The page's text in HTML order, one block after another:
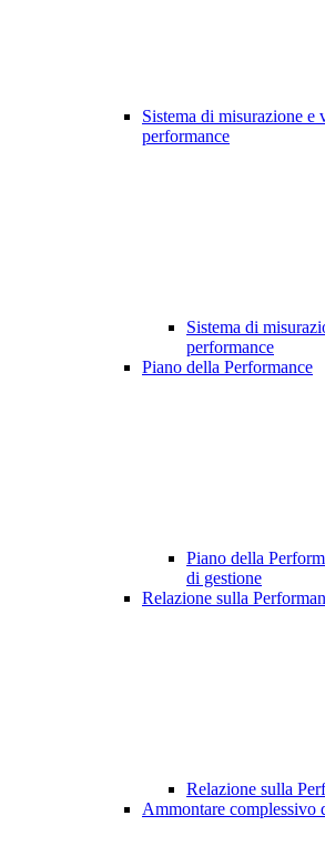
Sistema di misurazione e
performance
Sistema di
performance
Piano della Performance
Piano della
di gestione
Relazione sulla
Relazione sulla
Ammontare complessivo